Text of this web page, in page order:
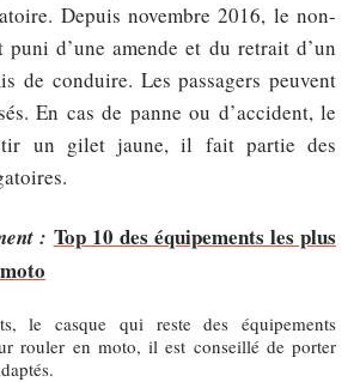
Depuis novembre 2016, le non-
puni d’une amende et du retrait d’un
de conduire. Les passagers peuvent
En cas de panne ou d’accident, le
un gilet jaune, il fait partie des
: Top 10 des équipements les plus
le casque qui reste des équipements
rouler en moto, il est conseillé de porter